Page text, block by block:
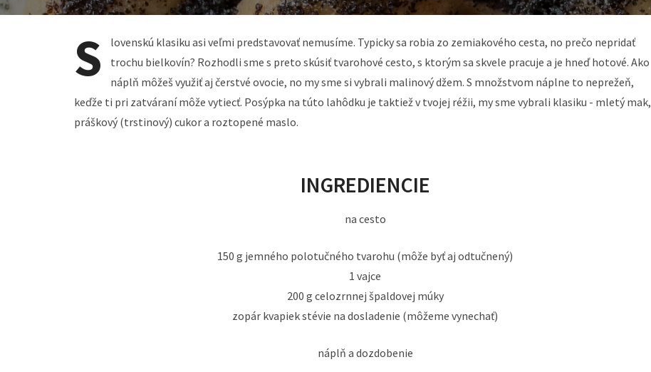
S
lovenskú klasiku asi veľmi predstavovať nemusíme. Typicky sa robia zo zemiakového cesta, no prečo nepridať
trochu bielkovín? Rozhodli sme s preto skúsiť tvarohové cesto, s ktorým sa skvele pracuje a je hneď hotové. Ako
náplň môžeš využiť aj čerstvé ovocie, no my sme si vybrali malinový džem. S množstvom náplne to neprežeň,
keďže ti pri zatváraní môže vytiecť. Posýpka na túto lahôdku je taktiež v tvojej réžii, my sme vybrali klasiku - mletý mak,
práškový (trstinový) cukor a roztopené maslo.
INGREDIENCIE
na cesto
150 g jemného polotučného tvarohu (môže byť aj odtučnený)
1 vajce
200 g celozrnnej špaldovej múky
zopár kvapiek stévie na dosladenie (môžeme vynechať)
náplň a dozdobenie